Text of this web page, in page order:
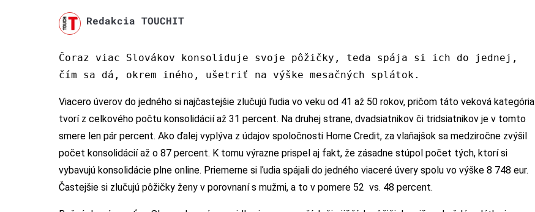
Redakcia TOUCHIT
Čoraz viac Slovákov konsoliduje svoje pôžičky, teda spája si ich do jednej,
čím sa dá, okrem iného, ušetriť na výške mesačných splátok.
Viacero úverov do jedného si najčastejšie zlučujú ľudia vo veku od 41 až 50 rokov, pričom táto veková kategória
tvorí z celkového počtu konsolidácií až 31 percent. Na druhej strane, dvadsiatnikov či tridsiatnikov je v tomto
smere len pár percent. Ako ďalej vyplýva z údajov spoločnosti Home Credit, za vlaňajšok sa medziročne zvýšil
počet konsolidácií až o 87 percent. K tomu výrazne prispel aj fakt, že zásadne stúpol počet tých, ktorí si
vybavujú konsolidácie plne online. Priemerne si ľudia spájali do jedného viaceré úvery spolu vo výške 8 748 eur.
Častejšie si zlučujú pôžičky ženy v porovnaní s mužmi, a to v pomere 52 vs. 48 percent.